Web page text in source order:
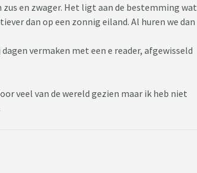
en zwager. Het ligt aan de bestemming wat
dan op een zonnig eiland. Al huren we dan
vermaken met een e reader, afgewisseld
veel van de wereld gezien maar ik heb niet